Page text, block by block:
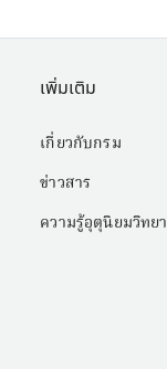
เพิ่มเติม
เกี่ยวกับกรม
ข่าวสาร
ความรู้อุตุนิยมวิทยา